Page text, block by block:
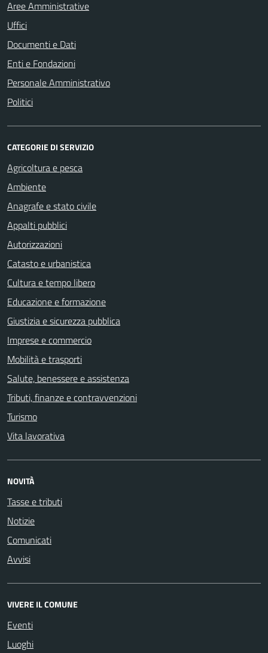
Aree Amministrative
Uffici
Documenti e Dati
Enti e Fondazioni
Personale Amministrativo
Politici
CATEGORIE DI SERVIZIO
Agricoltura e pesca
Ambiente
Anagrafe e stato civile
Appalti pubblici
Autorizzazioni
Catasto e urbanistica
Cultura e tempo libero
Educazione e formazione
Giustizia e sicurezza pubblica
Imprese e commercio
Mobilità e trasporti
Salute, benessere e assistenza
Tributi, finanze e contravvenzioni
Turismo
Vita lavorativa
NOVITÀ
Tasse e tributi
Notizie
Comunicati
Avvisi
VIVERE IL COMUNE
Eventi
Luoghi